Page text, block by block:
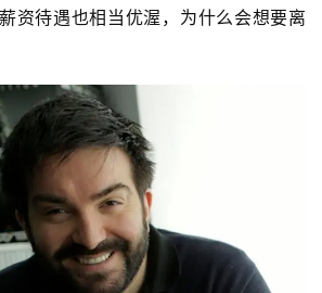
资待遇也相当优渥，为什么会想要离